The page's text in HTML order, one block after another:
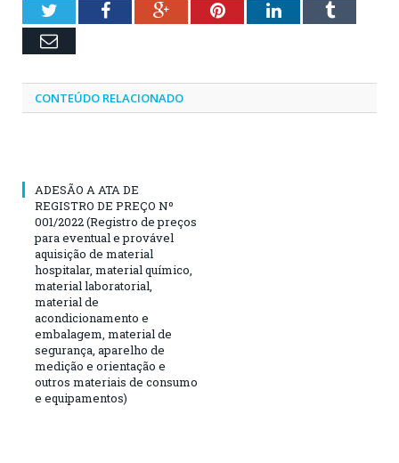
TwitterFacebookGoogle+PinterestLinkedInTumblr
Email
CONTEÚDO RELACIONADO
ADESÃO A ATA DE
REGISTRO DE PREÇO Nº
001/2022 (Registro de preços
para eventual e provável
aquisição de material
hospitalar, material químico,
material laboratorial,
material de
acondicionamento e
embalagem, material de
segurança, aparelho de
medição e orientação e
outros materiais de consumo
e equipamentos)